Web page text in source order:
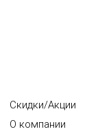
Скидки/Акции
О компании